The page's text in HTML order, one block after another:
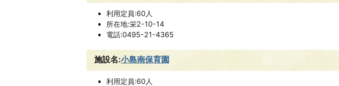
利用定員:60人
所在地:栄2-10-14
電話:0495-21-4365
施設名:小島南保育園
利用定員:60人